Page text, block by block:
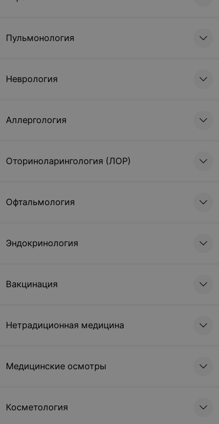
Пульмонология
Неврология
Аллергология
Оториноларингология (ЛОР)
Офтальмология
Эндокринология
Вакцинация
Нетрадиционная медицина
Медицинские осмотры
Косметология